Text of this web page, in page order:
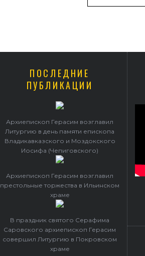
Архиепископ Герасим возглавил
ПОСЛЕДНИЕ
ПУБЛИКАЦИИ
Архиепископ Герасим возглавил
Литургию в день памяти епископа
Владикавказского и Моздокского
Иосифа (Чепиговского)
Архиепископ Герасим возглавил
престольные торжества в Ильинском
храме
В праздник святого Серафима
Саровского архиепископ Герасим
совершил Литургию в Покровском
храме